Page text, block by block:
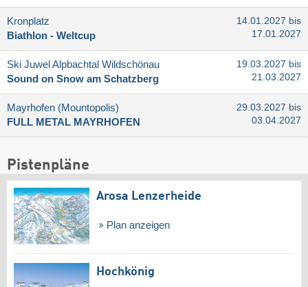
Kronplatz
Biathlon - Weltcup
14.01.2027 bis
17.01.2027
Ski Juwel Alpbachtal Wildschönau
Sound on Snow am Schatzberg
19.03.2027 bis
21.03.2027
Mayrhofen (Mountopolis)
FULL METAL MAYRHOFEN
29.03.2027 bis
03.04.2027
Pistenpläne
Arosa Lenzerheide
Plan anzeigen
Hochkönig